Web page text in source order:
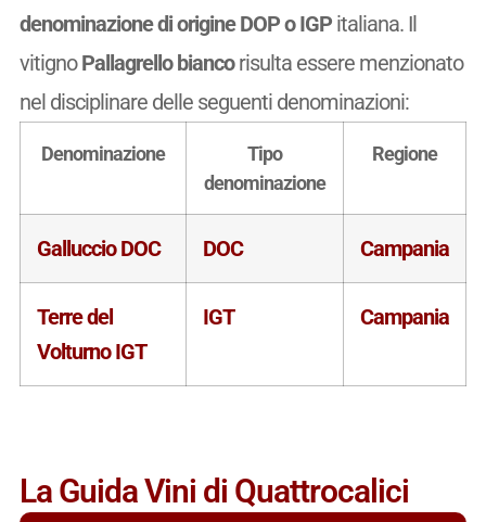
denominazione di origine DOP o IGPitaliana. Il
vitignoPallagrello biancorisulta essere menzionato
nel disciplinare delle seguenti denominazioni:
Denominazione
Tipo
denominazione
Regione
Galluccio DOC DOC Campania
Terre del
Volturno IGT
IGT Campania
La Guida Vini di Quattrocalici